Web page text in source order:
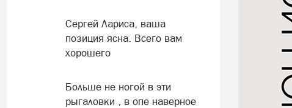
Сергей Лариса, ваша
позиция ясна. Всего вам
хорошего
Больше не ногой в эти
рыгаловки , в опе наверное